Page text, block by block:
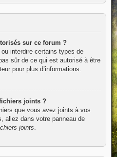
sur ce forum ?
ou interdire certains types de
sûr de ce qui est autorisé à être
pour plus d’informations.
joints ?
que vous avez joints à vos
allez dans votre panneau de
joints.